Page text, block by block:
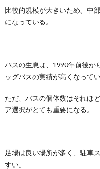
比較的規模が大きいため、中
になっている。
バスの生息は、1990年前後か
ッグバスの実績が高くなってい
ただ、バスの個体数はそれほ
ア選択がとても重要になる。
足場は良い場所が多く、駐車
すい。